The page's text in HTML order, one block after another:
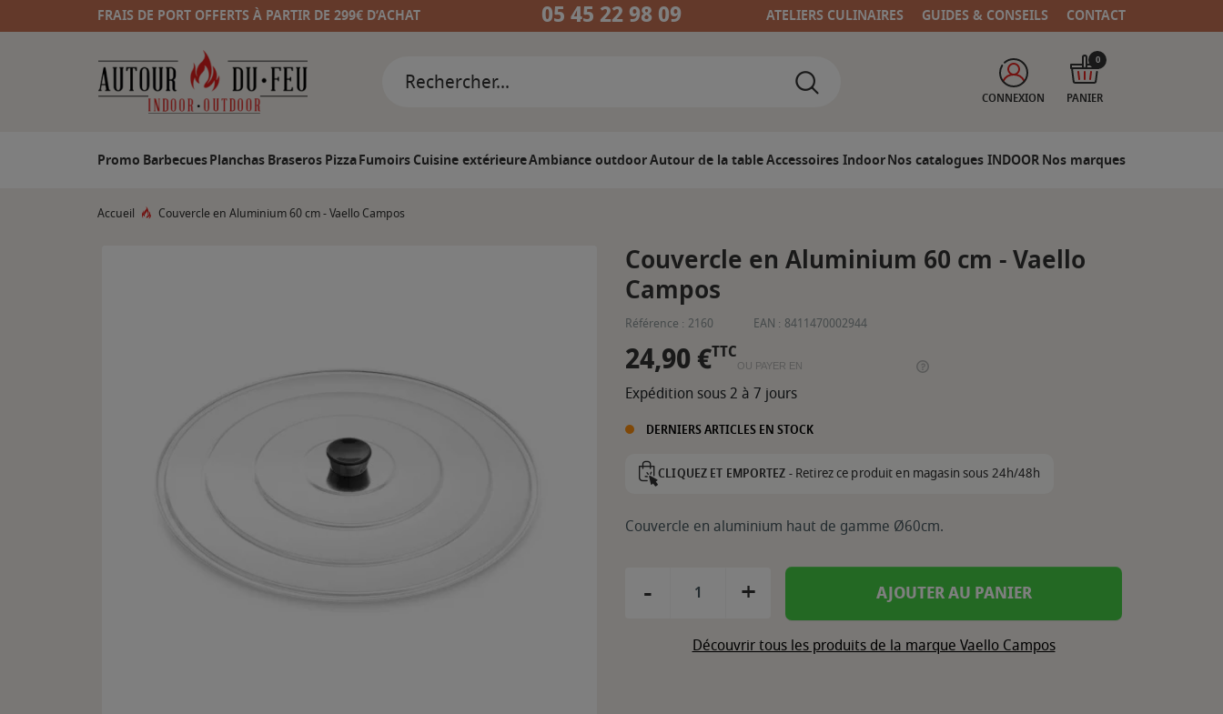
FRAIS DE PORT OFFERTS À PARTIR DE 299€ D’ACHAT 05 45 22 98 09 ATELIERS CULINAIRES GUIDES & CONSEILS CONTACT
CONNEXION PANIER
0
Promo BarbecuesPlanchasBraserosPizzaFumoirsCuisine extérieureAmbiance outdoorAutour de la tableAccessoires IndoorNos catalogues INDOORNos marques
Accueil Couvercle en Aluminium 60 cm - Vaello Campos
Couvercle en Aluminium 60 cm - Vaello
Campos
Référence : 2160 EAN : 8411470002944
24,90 €TTC
OU PAYER EN
Expédition sous 2 à 7 jours
DERNIERS ARTICLES EN STOCK
CLIQUEZ ET EMPORTEZ -Retirez ce produit en magasin sous 24h/48h
Couvercle en aluminium haut de gamme Ø60cm.
- + AJOUTER AU PANIER
Découvrir tous les produits de la marque Vaello Campos